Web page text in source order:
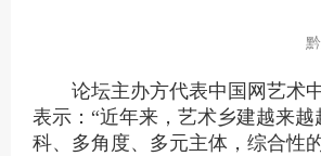
论坛主办方代表中国网艺术
表示： “近年来，艺术乡建越来
科、多角度、多元主体，综合性